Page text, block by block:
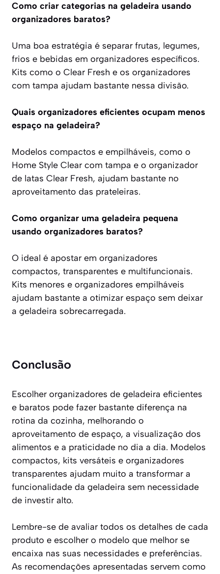
Como criar categorias na geladeira usando
organizadores baratos?
Uma boa estratégia é separar frutas, legumes,
frios e bebidas em organizadores específicos.
Kits como o Clear Fresh e os organizadores
com tampa ajudam bastante nessa divisão.
Quais organizadores eficientes ocupam menos
espaço na geladeira?
Modelos compactos e empilháveis, como o
Home Style Clear com tampa e o organizador
de latas Clear Fresh, ajudam bastante no
aproveitamento das prateleiras.
Como organizar uma geladeira pequena
usando organizadores baratos?
O ideal é apostar em organizadores
compactos, transparentes e multifuncionais.
Kits menores e organizadores empilháveis
ajudam bastante a otimizar espaço sem deixar
a geladeira sobrecarregada.
Conclusão
Escolher organizadores de geladeira eficientes
e baratos pode fazer bastante diferença na
rotina da cozinha, melhorando o
aproveitamento de espaço, a visualização dos
alimentos e a praticidade no dia a dia. Modelos
compactos, kits versáteis e organizadores
transparentes ajudam muito a transformar a
funcionalidade da geladeira sem necessidade
de investir alto.
Lembre-se de avaliar todos os detalhes de cada
produto e escolher o modelo que melhor se
encaixa nas suas necessidades e preferências.
As recomendações apresentadas servem como